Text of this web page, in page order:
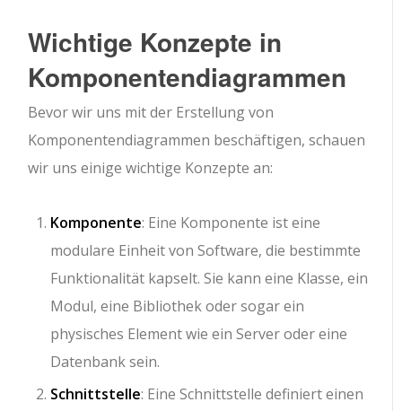
Wichtige Konzepte in
Komponentendiagrammen
Bevor wir uns mit der Erstellung von
Komponentendiagrammen beschäftigen, schauen
wir uns einige wichtige Konzepte an:
Komponente: Eine Komponente ist eine
modulare Einheit von Software, die bestimmte
Funktionalität kapselt. Sie kann eine Klasse, ein
Modul, eine Bibliothek oder sogar ein
physisches Element wie ein Server oder eine
Datenbank sein.
Schnittstelle: Eine Schnittstelle definiert einen